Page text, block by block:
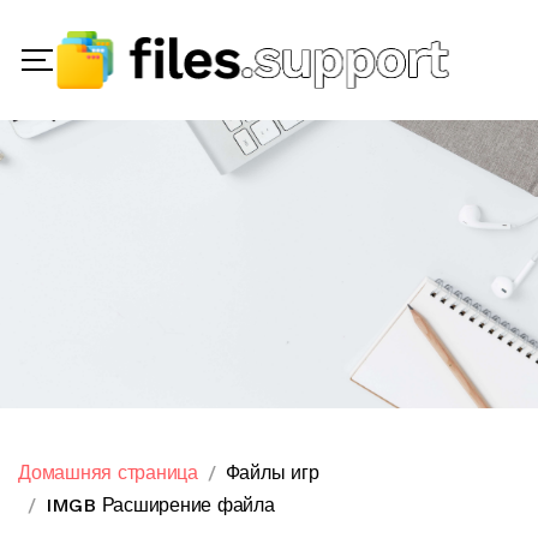
Домашняя страница
Файлы игр
IMGB Расширение файла